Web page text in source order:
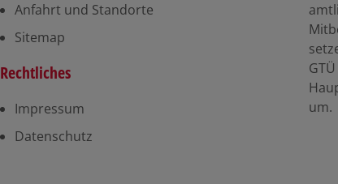
Anfahrt und Standorte
Sitemap
Rechtliches
Impressum
Datenschutz
um.